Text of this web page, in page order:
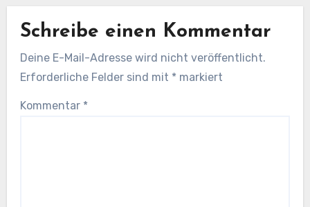
Schreibe einen Kommentar
Deine E-Mail-Adresse wird nicht veröffentlicht.
Erforderliche Felder sind mit * markiert
Kommentar *